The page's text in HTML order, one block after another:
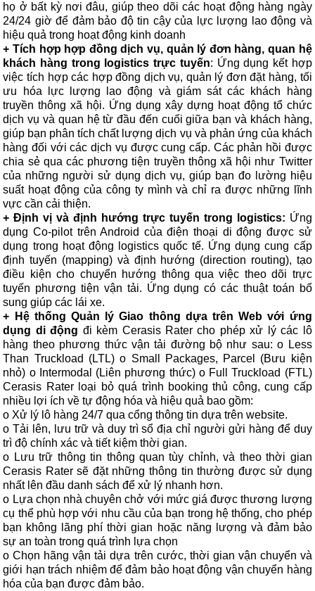
họ ở bất kỳ nơi đâu, giúp theo dõi các hoạt động hàng ngày
24/24 giờ để đảm bảo độ tin cậy của lực lượng lao động và
hiệu quả trong hoạt động kinh doanh
+ Tích hợp hợp đồng dịch vụ, quản lý đơn hàng, quan hệ
khách hàng trong logistics trực tuyến: Ứng dụng kết hợp
việc tích hợp các hợp đồng dịch vụ, quản lý đơn đặt hàng, tối
ưu hóa lực lượng lao động và giám sát các khách hàng
truyền thông xã hội. Ứng dụng xây dựng hoạt động tổ chức
dịch vụ và quan hệ từ đầu đến cuối giữa bạn và khách hàng,
giúp bạn phân tích chất lượng dịch vụ và phản ứng của khách
hàng đối với các dịch vụ được cung cấp. Các phản hồi được
chia sẻ qua các phương tiện truyền thông xã hội như Twitter
của những người sử dụng dịch vụ, giúp bạn đo lường hiệu
suất hoạt động của công ty mình và chỉ ra được những lĩnh
vực cần cải thiện.
+ Định vị và định hướng trực tuyến trong logistics: Ứng
dụng Co-pilot trên Android của điện thoại di động được sử
dụng trong hoạt động logistics quốc tế. Ứng dụng cung cấp
định tuyến (mapping) và định hướng (direction routing), tạo
điều kiện cho chuyển hướng thông qua việc theo dõi trực
tuyến phương tiện vận tải. Ứng dụng có các thuật toán bổ
sung giúp các lái xe.
+ Hệ thống Quản lý Giao thông dựa trên Web với ứng
dụng di động đi kèm Cerasis Rater cho phép xử lý các lô
hàng theo phương thức vận tải đường bộ như sau: o Less
Than Truckload (LTL) o Small Packages, Parcel (Bưu kiện
nhỏ) o Intermodal (Liên phương thức) o Full Truckload (FTL)
Cerasis Rater loại bỏ quá trình booking thủ công, cung cấp
nhiều lợi ích về tự động hóa và hiệu quả bao gồm:
o Xử lý lô hàng 24/7 qua cổng thông tin dựa trên website.
o Tải lên, lưu trữ và duy trì sổ địa chỉ người gửi hàng để duy
trì độ chính xác và tiết kiệm thời gian.
o Lưu trữ thông tin thông quan tùy chỉnh, và theo thời gian
Cerasis Rater sẽ đặt những thông tin thường được sử dụng
nhất lên đầu danh sách để xử lý nhanh hơn.
o Lựa chọn nhà chuyên chở với mức giá được thương lượng
cụ thể phù hợp với nhu cầu của bạn trong hệ thống, cho phép
bạn không lãng phí thời gian hoặc năng lượng và đảm bảo
sự an toàn trong quá trình lựa chọn
o Chọn hãng vận tải dựa trên cước, thời gian vận chuyển và
giới hạn trách nhiệm để đảm bảo hoạt động vận chuyển hàng
hóa của bạn được đảm bảo.